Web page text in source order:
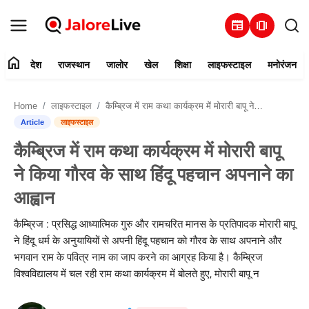
newspaper amp_stories
संपर्क करें
देश
राजस्थान
जालोर
खेल
home देश राजस्थान जालोर खेल शिक्षा लाइफस्टाइल मनोरंजन
Home लाइफस्टाइल कैम्ब्रिज में राम कथा कार्यक्रम में मोरारी बापू ने किया गौरव के साथ हिंदू पहचान अपनाने का आह्वान
Article लाइफस्टाइल
कैम्ब्रिज में राम कथा कार्यक्रम में मोरारी बापू
ने किया गौरव के साथ हिंदू पहचान अपनाने का
आह्वान
कैम्ब्रिज : प्रसिद्ध आध्यात्मिक गुरु और रामचरित मानस के प्रतिपादक मोरारी बापू
ने हिंदू धर्म के अनुयायियों से अपनी हिंदू पहचान को गौरव के साथ अपनाने और
भगवान राम के पवित्र नाम का जाप करने का आग्रह किया है। कैम्ब्रिज
विश्वविद्यालय में चल रही राम कथा कार्यक्रम में बोलते हुए, मोरारी बापू न